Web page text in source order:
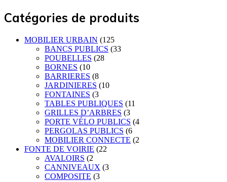
Catégories de produits
MOBILIER URBAIN (125
BANCS PUBLICS (33
POUBELLES (28
BORNES (10
BARRIERES (8
JARDINIERES (10
FONTAINES (3
TABLES PUBLIQUES (11
GRILLES D’ARBRES (3
PORTE VÉLO PUBLICS (4
PERGOLAS PUBLICS (6
MOBILIER CONNECTE (2
FONTE DE VOIRIE (22
AVALOIRS (2
CANNIVEAUX (3
COMPOSITE (3